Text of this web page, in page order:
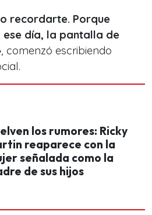
recordarte. Porque
ese día, la pantalla de
, comenzó escribiendo
los rumores: Ricky
reaparece con la
señalada como la
de sus hijos